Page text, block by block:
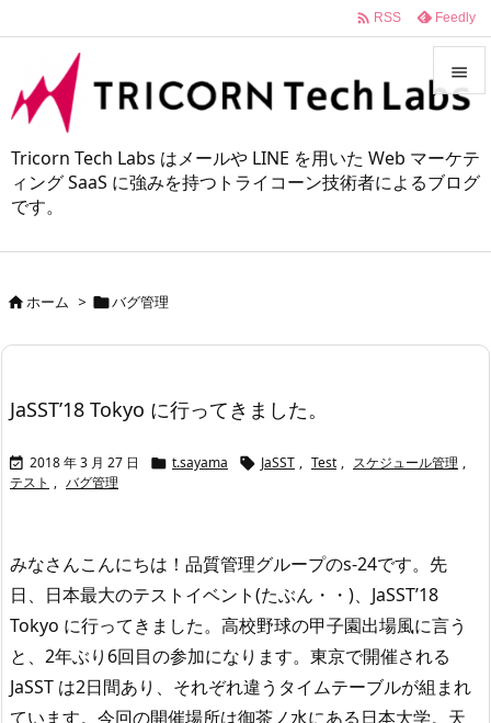
Tricorn Tech Labs はメールや LINE を用いた Web マーケテ
ィング SaaS に強みを持つトライコーン技術者によるブログ
です。



 RSS Feedly
ホーム > バグ管理
JaSST’18 Tokyo に行ってきました。
 2018 年 3 月 27 日  t.sayama  JaSST , Test , スケジュール管理 ,
テスト , バグ管理
みなさんこんにちは！品質管理グループのs-24です。 先
日、日本最大のテストイベント(たぶん・・)、JaSST’18
Tokyo に行ってきました。 高校野球の甲子園出場風に言う
と、2年ぶり6回目の参加になります。 東京で開催される
JaSST は2日間あり、それぞれ違うタイムテーブルが組まれ
ています。 今回の開催場所は御茶ノ水にある日本大学。天